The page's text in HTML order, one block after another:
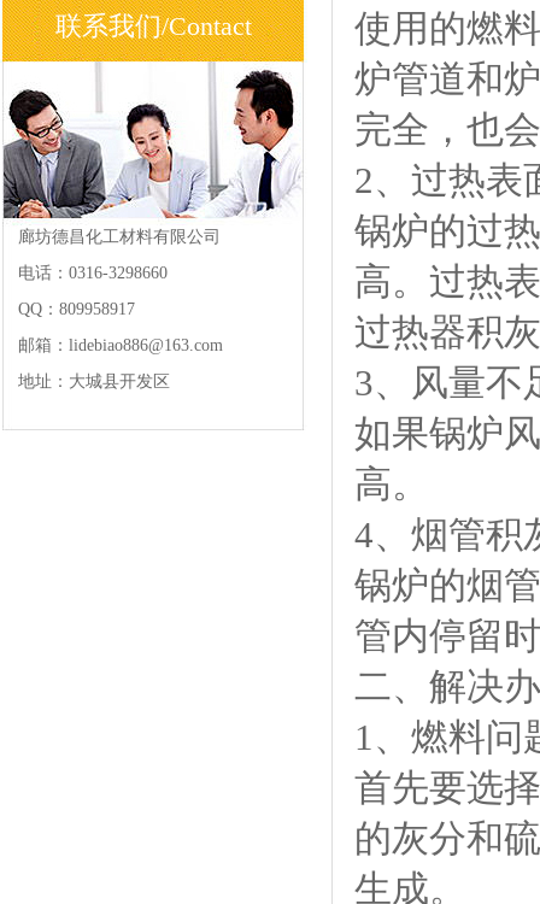
联系我们/Contact
廊坊德昌化工材料有限公司
电话：0316-3298660
QQ：809958917
邮箱：lidebiao886@163.com
地址：大城县开发区
使用的燃
炉管道和
完全，也
2、过热表
锅炉的过
高。过热
过热器积
3、风量不
如果锅炉
高。
4、烟管积
锅炉的烟
管内停留
二、解决
1、燃料问
首先要选
的灰分和
生成。